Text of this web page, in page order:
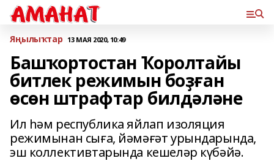
Яңылыҡтар 13 МАЯ 2020, 10:49
Башҡортостан Ҡоролтайы
битлек режимын боҙған
өсөн штрафтар билдәләне
Ил һәм республика яйлап изоляция
режимынан сыға, йәмәғәт урындарында,
эш коллективтарында кешеләр күбәйә.